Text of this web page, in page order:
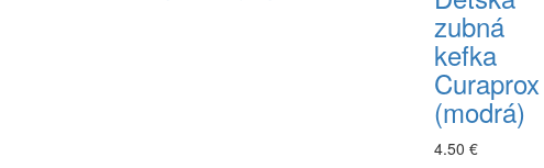
zubná
kefka
Curaprox
(modrá)
4.50 €